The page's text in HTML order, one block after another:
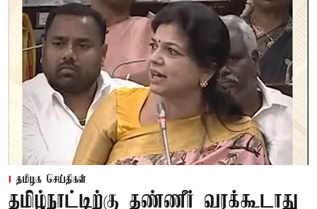
தமிழக செய்திகள்
தமிழ்நாட்டிற்கு தண்ணீர் வரக்கூடாது